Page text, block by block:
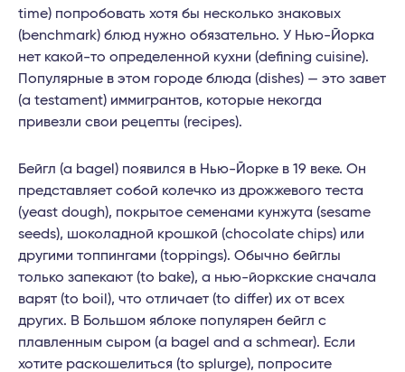
time) попробовать хотя бы несколько знаковых
(benchmark) блюд нужно обязательно. У Нью-Йорка
нет какой-то определенной кухни (defining cuisine).
Популярные в этом городе блюда (dishes) — это завет
(a testament) иммигрантов, которые некогда
привезли свои рецепты (recipes).
Бейгл (a bagel) появился в Нью-Йорке в 19 веке. Он
представляет собой колечко из дрожжевого теста
(yeast dough), покрытое семенами кунжута (sesame
seeds), шоколадной крошкой (chocolate chips) или
другими топпингами (toppings). Обычно бейглы
только запекают (to bake), а нью-йоркские сначала
варят (to boil), что отличает (to differ) их от всех
других. В Большом яблоке популярен бейгл с
плавленным сыром (a bagel and a schmear). Если
хотите раскошелиться (to splurge), попросите